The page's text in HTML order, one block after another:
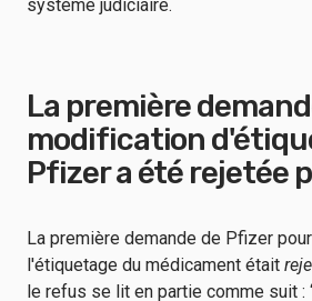
système judiciaire.
La première
modification
Pfizer a été rejetée
La première demande de Pfizer
l'étiquetage du médicament était
le refus se lit en partie comme suit :